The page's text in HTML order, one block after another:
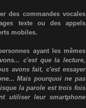
des commandes vocales
texte ou des appels
mobiles.
ayant les mêmes
c'est que la lecture,
avons fait, c'est essayer
Mais pourquoi ne pas
la parole est trois fois
utiliser leur smartphone